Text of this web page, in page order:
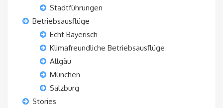
Stadtführungen
Betriebsausflüge
Echt Bayerisch
Klimafreundliche Betriebsausflüge
Allgäu
München
Salzburg
Stories